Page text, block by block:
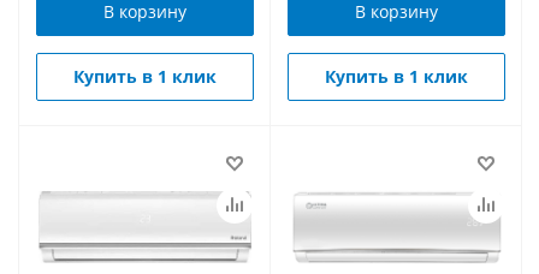
В корзину
Купить в 1 клик
В корзину
Купить в 1 клик